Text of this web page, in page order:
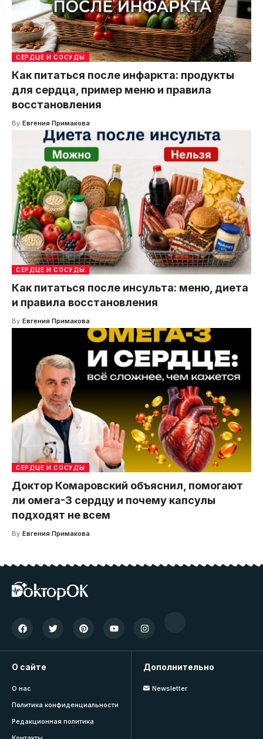
СЕРДЦЕ И СОСУДЫ
Как питаться после инфаркта: продукты
для сердца, пример меню и правила
восстановления
By Евгения Примакова
СЕРДЦЕ И СОСУДЫ
Как питаться после инсульта: меню, диета
и правила восстановления
By Евгения Примакова
СЕРДЦЕ И СОСУДЫ
Доктор Комаровский объяснил, помогают
ли омега-3 сердцу и почему капсулы
подходят не всем
By Евгения Примакова
О сайте
О нас
Политика конфиденциальности
Редакционная политика
Дополнительно
Newsletter